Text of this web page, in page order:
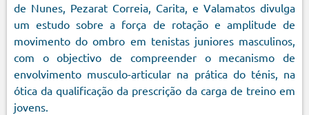
de Nunes, Pezarat Correia, Carita, e Valamatos divulga
um estudo sobre a força de rotação e amplitude de
movimento do ombro em tenistas juniores masculinos,
com o objectivo de compreender o mecanismo de
envolvimento musculo-articular na prática do ténis, na
ótica da qualificação da prescrição da carga de treino em
jovens.